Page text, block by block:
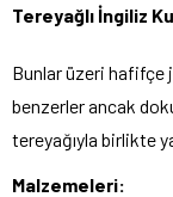
Tereyağlı İngiliz
Bunlar üzeri hafifçe
benzerler ancak
tereyağıyla birlikte
Malzemeleri: